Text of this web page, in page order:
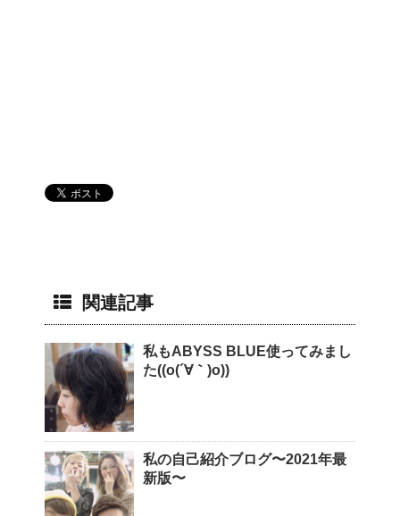
関連記事
私もABYSS BLUE使ってみまし
た((o(´∀｀)o))
私の自己紹介ブログ〜2021年最
新版〜